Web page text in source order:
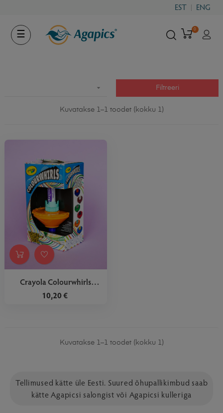
EST ENG
Toggle
navigation
☰
0
 Filtreeri
Kuvatakse 1–1 toodet (kokku 1)
Crayola Colourwhirls
Värvivurr
10,20 €
Kuvatakse 1–1 toodet (kokku 1)
Tellimused kätte üle Eesti. Suured õhupallikimbud saab
kätte Agapicsi salongist või Agapicsi kulleriga